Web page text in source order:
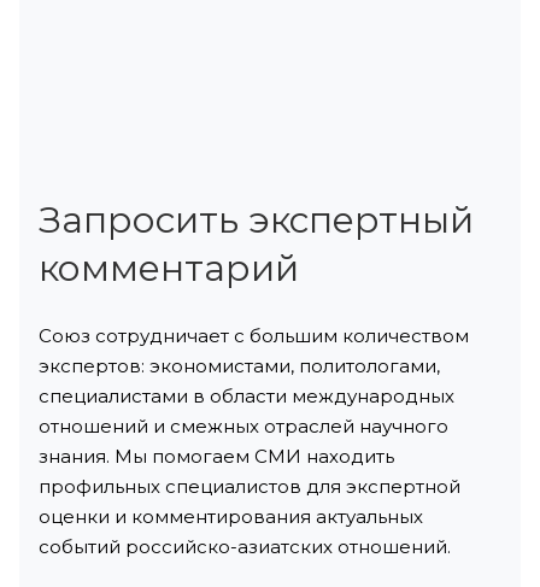
Запросить экспертный
комментарий
Союз сотрудничает с большим количеством
экспертов: экономистами, политологами,
специалистами в области международных
отношений и смежных отраслей научного
знания. Мы помогаем СМИ находить
профильных специалистов для экспертной
оценки и комментирования актуальных
событий российско-азиатских отношений.